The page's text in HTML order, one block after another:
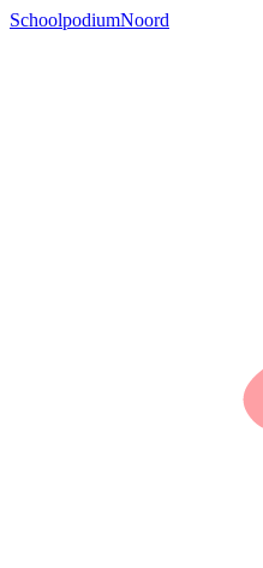
SchoolpodiumNoord